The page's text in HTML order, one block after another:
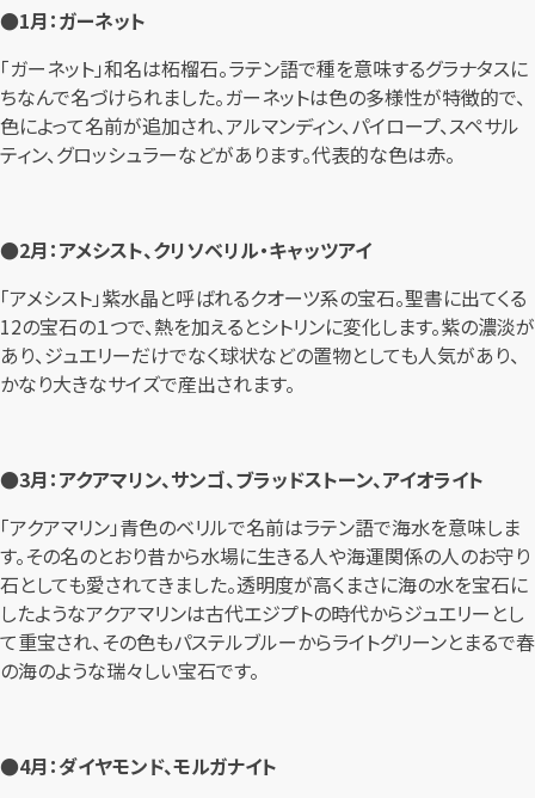
●1月：ガーネット
「ガーネット」和名は柘榴石。ラテン語で種を意味するグラナタスに
ちなんで名づけられました。ガーネットは色の多様性が特徴的で、
色によって名前が追加され、アルマンディン、パイロープ、スペサル
ティン、グロッシュラーなどがあります。代表的な色は赤。
●2月：アメシスト、クリソベリル・キャッツアイ
「アメシスト」紫水晶と呼ばれるクオーツ系の宝石。聖書に出てくる
12の宝石の１つで、熱を加えるとシトリンに変化します。紫の濃淡が
あり、ジュエリーだけでなく球状などの置物としても人気があり、
かなり大きなサイズで産出されます。
●3月：アクアマリン、サンゴ、ブラッドストーン、アイオライト
「アクアマリン」青色のベリルで名前はラテン語で海水を意味しま
す。その名のとおり昔から水場に生きる人や海運関係の人のお守り
石としても愛されてきました。透明度が高くまさに海の水を宝石に
したようなアクアマリンは古代エジプトの時代からジュエリーとし
て重宝され、その色もパステルブルーからライトグリーンとまるで春
の海のような瑞々しい宝石です。
●4月：ダイヤモンド、モルガナイト